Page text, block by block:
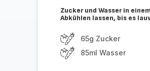
Zucker und Wasser in
Abkühlen lassen, bis es
65g Zucker
85ml Wasser